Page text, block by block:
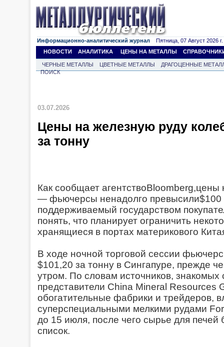
Информационно-аналитический журнал Пятница, 07 Август 2026 г.
НОВОСТИ
АНАЛИТИКА ЦЕНЫ НА МЕТАЛЛЫ
ЧЕРНЫЕ МЕТАЛЛЫ ЦВЕТНЫЕ МЕТАЛЛЫ
ДРАГОЦЕННЫЕ
ПОИСК
03.07.2026
Цены на железную руду
за тонну
Как сообщает
— фьючерсы ненадолго превысили$100
поддерживаемый государством
понять, что планирует ограничить
хранящиеся в портах материкового
В ходе ночной торговой сессии
$101,20 за тонну в Сингапуре, прежде
утром. По словам источников, знакомых
представители China Mineral Resources
обогатительные фабрики и трейдеров,
суперспециальными мелкими рудами
до 15 июля, после чего сырье для печей
список.